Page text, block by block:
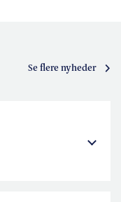
Se flere nyheder